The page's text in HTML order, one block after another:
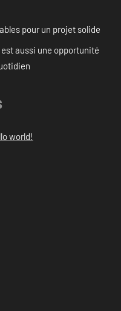
pour un projet solide
aussi une opportunité
world!